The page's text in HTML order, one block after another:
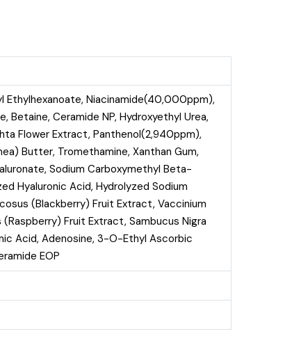
Ethylhexanoate, Niacinamide(40,000ppm),
Ceramide NP, Hydroxyethyl Urea,
Flower Extract, Panthenol(2,940ppm),
Butter, Tromethamine, Xanthan Gum,
Sodium Carboxymethyl Beta-
Hyaluronic Acid, Hydrolyzed Sodium
(Blackberry) Fruit Extract, Vaccinium
Fruit Extract, Sambucus Nigra
Acid, Adenosine, 3-O-Ethyl Ascorbic
EOP